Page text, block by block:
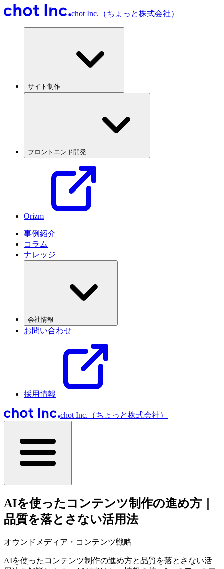
chot Inc.（ちょっと株式会社）
サイト制作
フロントエンド開発
Orizm
事例紹介
コラム
ナレッジ
会社情報
お問い合わせ
採用情報
chot Inc.（ちょっと株式会社）
AIを使ったコンテンツ制作の進め方｜
品質を落とさない活用法
オウンドメディア・コンテンツ戦略
AIを使ったコンテンツ制作の進め方と品質を落とさない活